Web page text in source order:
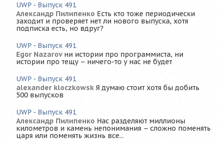
UWP - Выпуск 491
Александр Пилипенко Есть кто тоже периодически
заходит и проверяет нет ли нового выпуска, хотя
подписка есть, но вдруг?
UWP - Выпуск 491
Egor Nazarov ни истории про программиста, ни
истории про тещу – ничего-то у нас не будет
UWP - Выпуск 491
alexander kloczkowsk Я думаю стоит хотя бы добить
500 выпусков
UWP - Выпуск 491
Александр Пилипенко Нас разделяют миллионы
километров и камень непонимания – сложно поменять
царя или поменять жизнь все...